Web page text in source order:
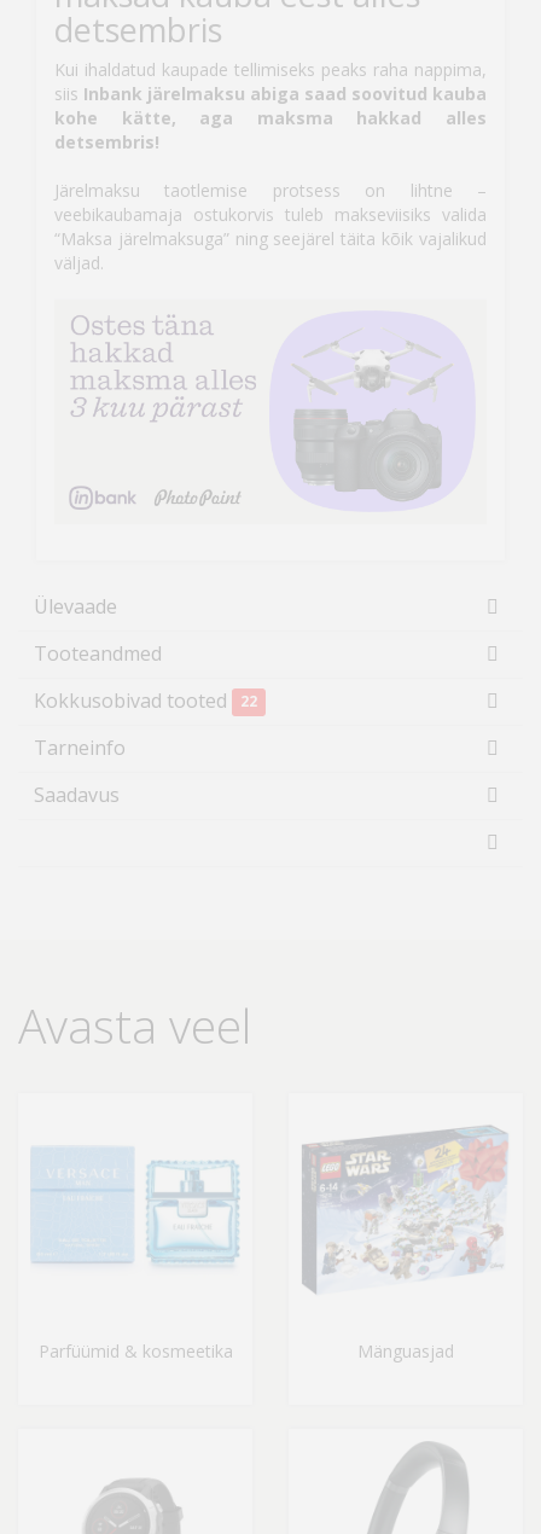
detsembris
Kui ihaldatud kaupade tellimiseks peaks raha nappima,
siis Inbank järelmaksu abiga saad soovitud kauba
kohe kätte, aga maksma hakkad alles
detsembris!
Järelmaksu taotlemise protsess on lihtne –
veebikaubamaja ostukorvis tuleb makseviisiks valida
“Maksa järelmaksuga” ning seejärel täita kõik vajalikud
väljad.
Ülevaade
Tooteandmed
Kokkusobivad tooted
22
Tarneinfo
Saadavus
Avasta veel
Parfüümid & kosmeetika Mänguasjad